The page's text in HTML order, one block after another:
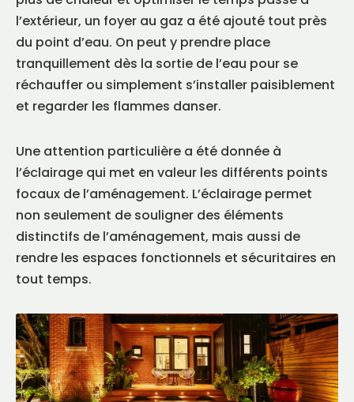
l’extérieur, un foyer au gaz a été ajouté tout près
du point d’eau. On peut y prendre place
tranquillement dès la sortie de l’eau pour se
réchauffer ou simplement s’installer paisiblement
et regarder les flammes danser.
Une attention particulière a été donnée à
l’éclairage qui met en valeur les différents points
focaux de l’aménagement. L’éclairage permet
non seulement de souligner des éléments
distinctifs de l’aménagement, mais aussi de
rendre les espaces fonctionnels et sécuritaires en
tout temps.